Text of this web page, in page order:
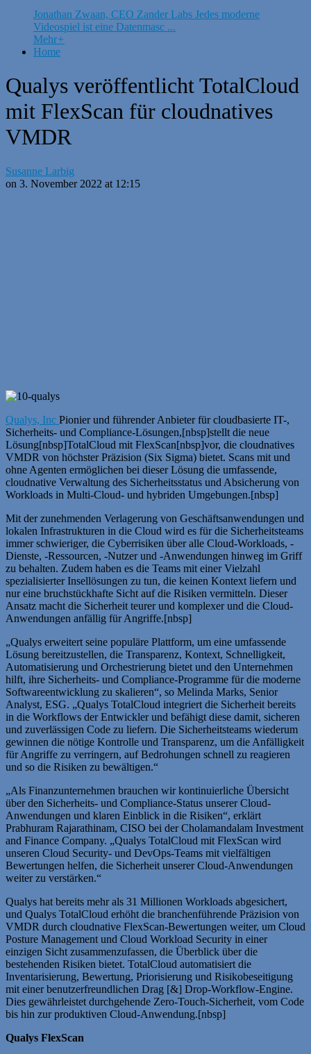
Jonathan Zwaan, CEO Zander Labs Jedes moderne
Videospiel ist eine Datenmasc ...
Mehr+
Home
Qualys veröffentlicht TotalCloud
mit FlexScan für cloudnatives
VMDR
Susanne Larbig
on 3. November 2022 at 12:15
Qualys, Inc Pionier und führender Anbieter für cloudbasierte IT-,
Sicherheits- und Compliance-Lösungen,[nbsp]stellt die neue
Lösung[nbsp]TotalCloud mit FlexScan[nbsp]vor, die cloudnatives
VMDR von höchster Präzision (Six Sigma) bietet. Scans mit und
ohne Agenten ermöglichen bei dieser Lösung die umfassende,
cloudnative Verwaltung des Sicherheitsstatus und Absicherung von
Workloads in Multi-Cloud- und hybriden Umgebungen.[nbsp]
Mit der zunehmenden Verlagerung von Geschäftsanwendungen und
lokalen Infrastrukturen in die Cloud wird es für die Sicherheitsteams
immer schwieriger, die Cyberrisiken über alle Cloud-Workloads, -
Dienste, -Ressourcen, -Nutzer und -Anwendungen hinweg im Griff
zu behalten. Zudem haben es die Teams mit einer Vielzahl
spezialisierter Insellösungen zu tun, die keinen Kontext liefern und
nur eine bruchstückhafte Sicht auf die Risiken vermitteln. Dieser
Ansatz macht die Sicherheit teurer und komplexer und die Cloud-
Anwendungen anfällig für Angriffe.[nbsp]
„Qualys erweitert seine populäre Plattform, um eine umfassende
Lösung bereitzustellen, die Transparenz, Kontext, Schnelligkeit,
Automatisierung und Orchestrierung bietet und den Unternehmen
hilft, ihre Sicherheits- und Compliance-Programme für die moderne
Softwareentwicklung zu skalieren“, so Melinda Marks, Senior
Analyst, ESG. „Qualys TotalCloud integriert die Sicherheit bereits
in die Workflows der Entwickler und befähigt diese damit, sicheren
und zuverlässigen Code zu liefern. Die Sicherheitsteams wiederum
gewinnen die nötige Kontrolle und Transparenz, um die Anfälligkeit
für Angriffe zu verringern, auf Bedrohungen schnell zu reagieren
und so die Risiken zu bewältigen.“
„Als Finanzunternehmen brauchen wir kontinuierliche Übersicht
über den Sicherheits- und Compliance-Status unserer Cloud-
Anwendungen und klaren Einblick in die Risiken“, erklärt
Prabhuram Rajarathinam, CISO bei der Cholamandalam Investment
and Finance Company. „Qualys TotalCloud mit FlexScan wird
unseren Cloud Security- und DevOps-Teams mit vielfältigen
Bewertungen helfen, die Sicherheit unserer Cloud-Anwendungen
weiter zu verstärken.“
Qualys hat bereits mehr als 31 Millionen Workloads abgesichert,
und Qualys TotalCloud erhöht die branchenführende Präzision von
VMDR durch cloudnative FlexScan-Bewertungen weiter, um Cloud
Posture Management und Cloud Workload Security in einer
einzigen Sicht zusammenzufassen, die Überblick über die
bestehenden Risiken bietet. TotalCloud automatisiert die
Inventarisierung, Bewertung, Priorisierung und Risikobeseitigung
mit einer benutzerfreundlichen Drag [&] Drop-Workflow-Engine.
Dies gewährleistet durchgehende Zero-Touch-Sicherheit, vom Code
bis hin zur produktiven Cloud-Anwendung.[nbsp]
Qualys FlexScan